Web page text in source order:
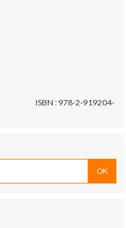
ISBN : 978-2-919204-